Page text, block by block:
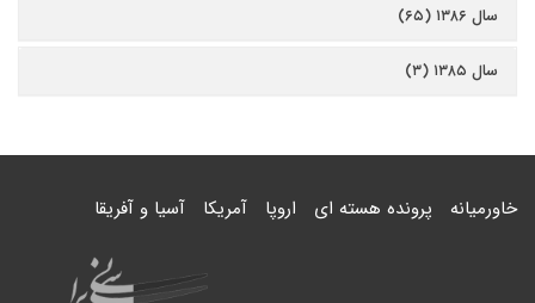
سال ۱۳۸۶ (۶۵)
سال ۱۳۸۵ (۳)
خاورمیانه پرونده هسته ای اروپا آمریکا آسیا و آفریقا